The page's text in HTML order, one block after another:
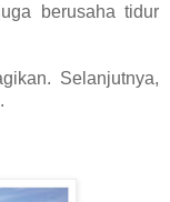
berusaha tidur
Selanjutnya,